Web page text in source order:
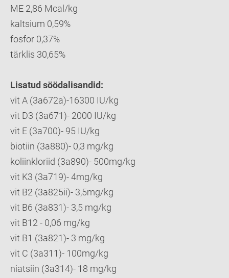
ME 2,86 Mcal/kg
kaltsium 0,59%
fosfor 0,37%
tärklis 30,65%
Lisatud söödalisandid:
vit A (3a672a)-16300 IU/kg
vit D3 (3a671)- 2000 IU/kg
vit E (3a700)- 95 IU/kg
biotiin (3a880)- 0,3 mg/kg
koliinkloriid (3a890)- 500mg/kg
vit K3 (3a719)- 4mg/kg
vit B2 (3a825ii)- 3,5mg/kg
vit B6 (3a831)- 3,5 mg/kg
vit B12 - 0,06 mg/kg
vit B1 (3a821)- 3 mg/kg
vit C (3a311)- 100mg/kg
niatsiin (3a314)- 18 mg/kg